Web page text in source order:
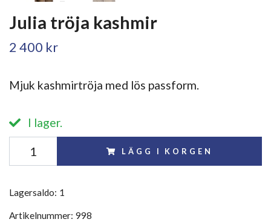
Julia tröja kashmir
2 400 kr
Mjuk kashmirtröja med lös passform.
I lager.
LÄGG I KORGEN
Lagersaldo: 1
Artikelnummer: 998